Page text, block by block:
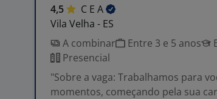
4,5 C E A
Vila Velha - ES
A combinar
Entre 3 e 5 anos
Presencial
"Sobre a vaga: Trabalhamos para
momentos, começando pela sua